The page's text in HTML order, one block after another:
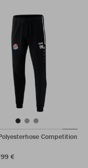
Competition
€